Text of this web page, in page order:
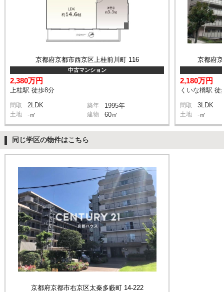
京都府京都市西京区上桂前川町 116
中古マンション
2,380万円
上桂駅 徒歩8分
間取 2LDK 築年 1995年
土地 -㎡ 建物 60㎡
京都府
2,180万円
くいな橋駅 徒
間取 3LDK
土地 -㎡
同じ学区の物件はこちら
京都府京都市右京区太秦多藪町 14-222